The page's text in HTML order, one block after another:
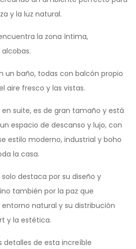
y la luz natural.
la zona íntima,
un baño, todas con balcón propio
aire fresco y las vistas.
suite, es de gran tamaño y está
espacio de descanso y lujo, con
estilo moderno, industrial y boho
la casa.
destaca por su diseño y
también por la paz que
natural y su distribución
y la estética.
detalles de esta increíble